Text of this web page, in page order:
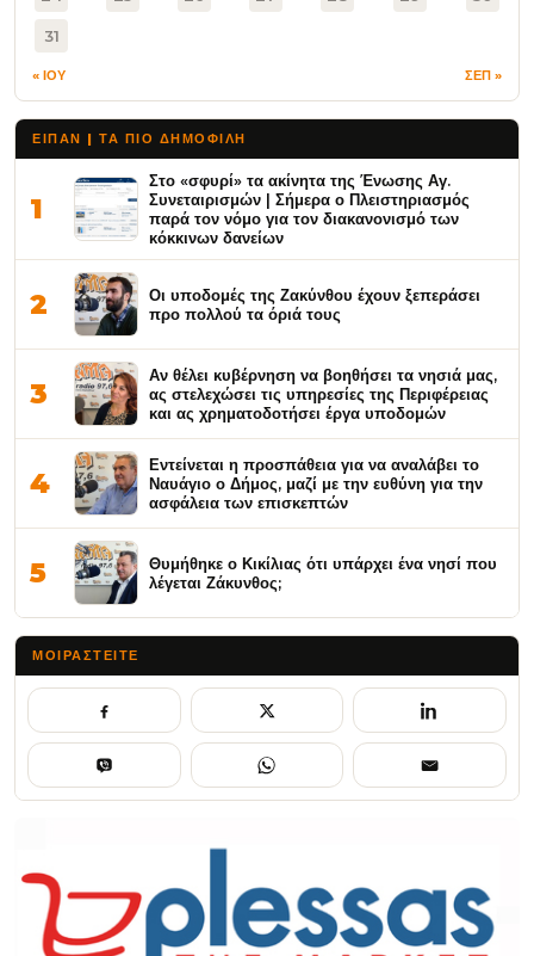
31
« ΙΟΥ ΣΕΠ »
ΕΙΠΑΝ | ΤΑ ΠΙΟ ΔΗΜΟΦΙΛΉ
1
Στο «σφυρί» τα ακίνητα της Ένωσης Αγ.
Συνεταιρισμών | Σήμερα ο Πλειστηριασμός
παρά τον νόμο για τον διακανονισμό των
κόκκινων δανείων
2
Οι υποδομές της Ζακύνθου έχουν ξεπεράσει
προ πολλού τα όριά τους
3
Αν θέλει κυβέρνηση να βοηθήσει τα νησιά μας,
ας στελεχώσει τις υπηρεσίες της Περιφέρειας
και ας χρηματοδοτήσει έργα υποδομών
4
Εντείνεται η προσπάθεια για να αναλάβει το
Ναυάγιο ο Δήμος, μαζί με την ευθύνη για την
ασφάλεια των επισκεπτών
5
Θυμήθηκε ο Κικίλιας ότι υπάρχει ένα νησί που
λέγεται Ζάκυνθος;
ΜΟΙΡΑΣΤΕΊΤΕ